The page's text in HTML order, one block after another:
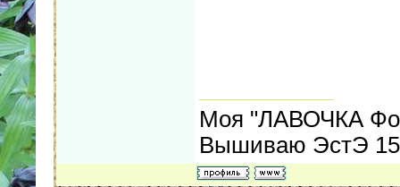
Моя "ЛАВОЧКА
Вышиваю ЭстЭ